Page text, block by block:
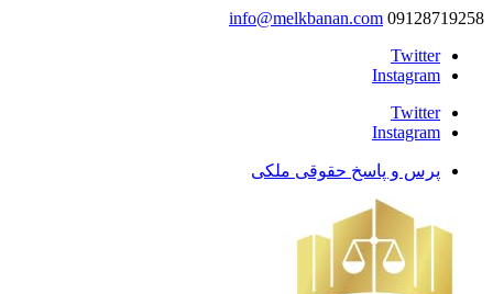
09128719258
info@melkbanan.com
Twitter
Instagram
Twitter
Instagram
پرس و پاسخ حقوقی ملکی